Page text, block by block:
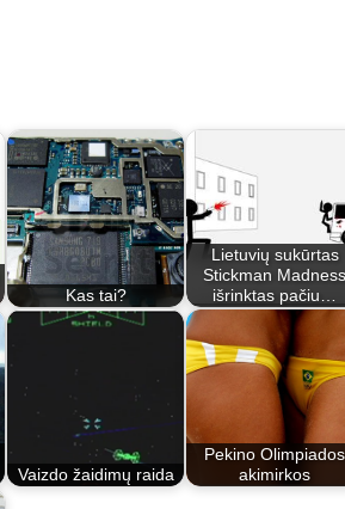
Kas tai?
Lietuvių sukūrtas
Stickman Madness
išrinktas pačiu…
Vaizdo žaidimų raida
Pekino Olimpiados
akimirkos